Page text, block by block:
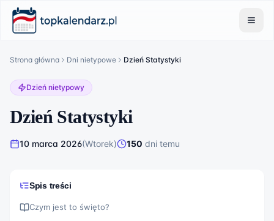
Strona główna Dni nietypowe Dzień Statystyki
Dzień nietypowy
Dzień Statystyki
10 marca 2026(Wtorek) 150 dni temu
Spis treści
Czym jest to święto?